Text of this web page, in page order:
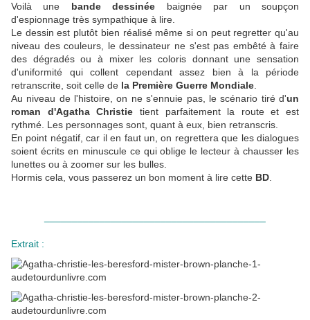
Voilà une bande dessinée baignée par un soupçon
d'espionnage très sympathique à lire.
Le dessin est plutôt bien réalisé même si on peut regretter qu'au
niveau des couleurs, le dessinateur ne s'est pas embêté à faire
des dégradés ou à mixer les coloris donnant une sensation
d'uniformité qui collent cependant assez bien à la période
retranscrite, soit celle de la Première Guerre Mondiale
Au niveau de l'histoire, on ne s'ennuie pas, le scénario tiré d'un
roman d'Agatha Christie tient parfaitement la route et est
rythmé. Les personnages sont, quant à eux, bien retranscris.
En point négatif, car il en faut un, on regrettera que les dialogues
soient écrits en minuscule ce qui oblige le lecteur à chausser les
lunettes ou à zoomer sur les bulles.
Hormis cela, vous passerez un bon moment à lire cette BD
Extrait :